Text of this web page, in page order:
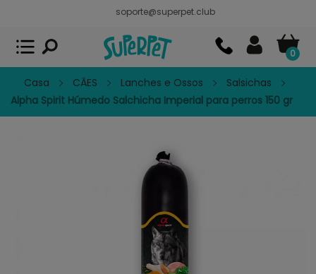
soporte@superpet.club
0
Casa CÃES Lanches e Ossos
Salsichas
Alpha Spirit Húmedo Salchicha Imperial para perros 150 gr
Superpet, comida para mascotas
APP GRATIS - En Google Play